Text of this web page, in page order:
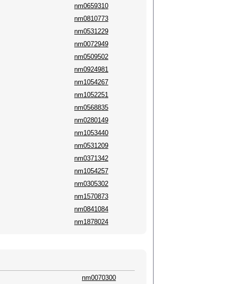
nm0659310
nm0810773
nm0531229
nm0072949
nm0509502
nm0924981
nm1054267
nm1052251
nm0568835
nm0280149
nm1053440
nm0531209
nm0371342
nm1054257
nm0305302
nm1570873
nm0841084
nm1878024
nm0070300